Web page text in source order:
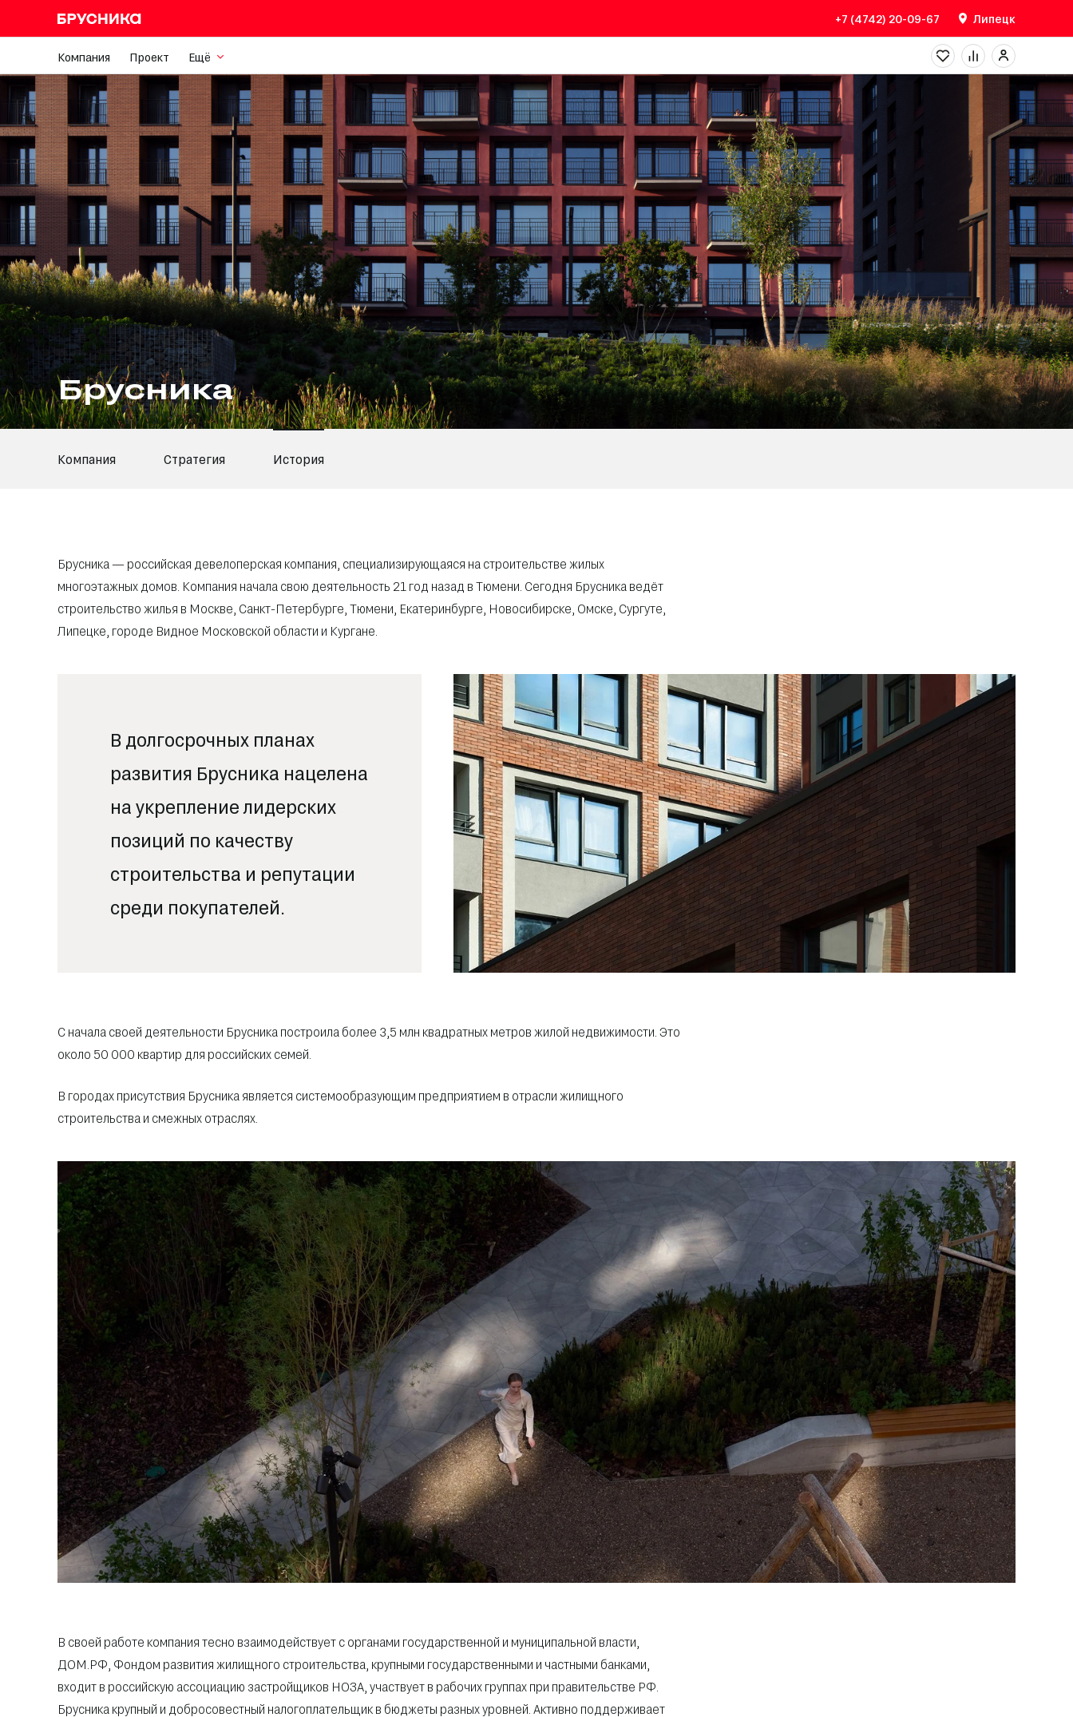
+7 (4742) 20-09-67 Липецк
Компания Проект Ещё
Брусника
Компания Стратегия История
Брусника — российская девелоперская компания, специализирующаяся на строительстве жилых
многоэтажных домов. Компания начала свою деятельность 21 год назад в Тюмени. Сегодня Брусника ведёт
строительство жилья в Москве, Санкт-Петербурге, Тюмени, Екатеринбурге, Новосибирске, Омске, Сургуте,
Липецке, городе Видное Московской области и Кургане.
В долгосрочных планах
развития Брусника нацелена
на укрепление лидерских
позиций по качеству
строительства и репутации
среди покупателей.
С начала своей деятельности Брусника построила более 3,5 млн квадратных метров жилой недвижимости. Это
около 50 000 квартир для российских семей.
В городах присутствия Брусника является системообразующим предприятием в отрасли жилищного
строительства и смежных отраслях.
В своей работе компания тесно взаимодействует с органами государственной и муниципальной власти,
ДОМ.РФ, Фондом развития жилищного строительства, крупными государственными и частными банками,
входит в российскую ассоциацию застройщиков НОЗА, участвует в рабочих группах при правительстве РФ.
Брусника крупный и добросовестный налогоплательщик в бюджеты разных уровней. Активно поддерживает